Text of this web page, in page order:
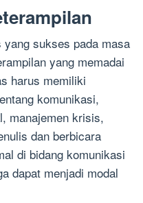
sukses pada masa
yang memadai
harus memiliki
komunikasi,
manajemen krisis,
dan berbicara
di bidang komunikasi
dapat menjadi modal